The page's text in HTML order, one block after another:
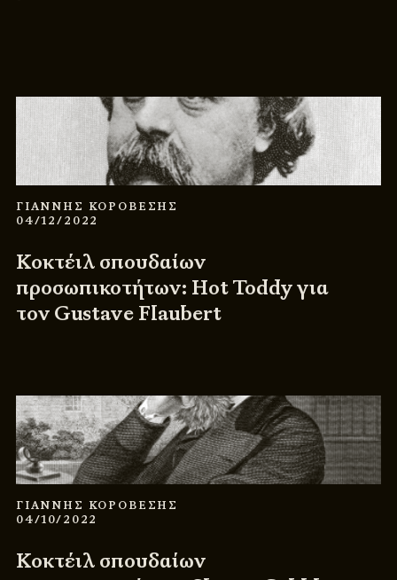
ΓΙΑΝΝΗΣ ΚΟΡΟΒΕΣΗΣ
04/12/2022
Κοκτέιλ σπουδαίων
προσωπικοτήτων: Hot Toddy για
τον Gustave Flaubert
ΓΙΑΝΝΗΣ ΚΟΡΟΒΕΣΗΣ
04/10/2022
Κοκτέιλ σπουδαίων